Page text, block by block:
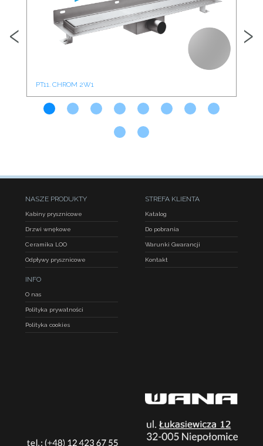
PT11. CHROM 2W1
‹ ›
NASZE PRODUKTY
Kabiny prysznicowe
Drzwi wnękowe
Ceramika LOO
Odpływy prysznicowe
STREFA KLIENTA
Katalog
Do pobrania
Warunki Gwarancji
Kontakt
INFO
O nas
Polityka prywatności
Polityka cookies